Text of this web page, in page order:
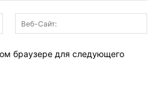
Электронная
почта:*
Сайт:
браузере для следующего